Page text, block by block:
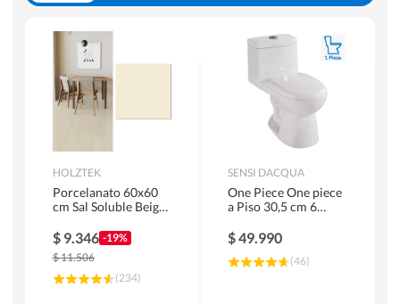
WC y Sanitarios
Pisos Flotantes y Laminados
Pinturas
HOLZTEK
Porcelanato 60x60
cm Sal Soluble Beige
$ 9.346 -19%
$11.506
(234)
SENSI DACQUA
One Piece One piece
a Piso 30,5 cm 6
$49.990
(46)